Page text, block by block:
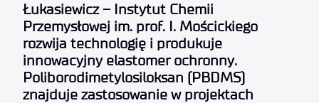
Łukasiewicz – Instytut Chemii
Przemysłowej im. prof. I. Mościckiego
rozwija technologię i produkuje
innowacyjny elastomer ochronny.
Poliborodimetylosiloksan (PBDMS)
znajduje zastosowanie w projektach